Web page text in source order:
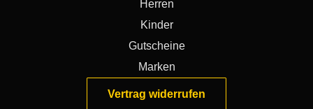
Herren
Kinder
Gutscheine
Marken
Vertrag widerrufen